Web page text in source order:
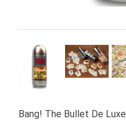
Bang! The Bullet De Luxe